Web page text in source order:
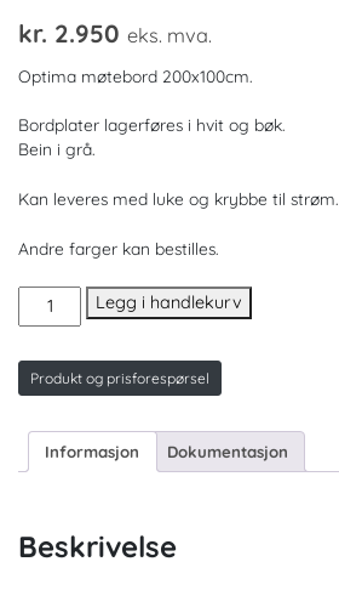
kr. 2.950 eks. mva.
Optima møtebord 200x100cm.
Bordplater lagerføres i hvit og bøk.
Bein i grå.
Kan leveres med luke og krybbe til strøm.
Andre farger kan bestilles.
Optima
200x100.
farger
antall
Legg i handlekurv
Produkt og prisforespørsel
Informasjon Dokumentasjon
Beskrivelse